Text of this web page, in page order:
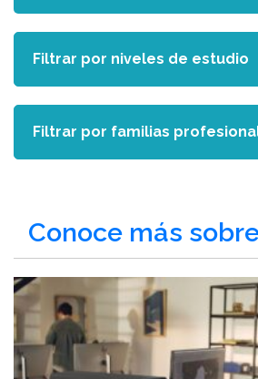
Conoce más
Filtrar por niveles de estudio
Filtrar por familias